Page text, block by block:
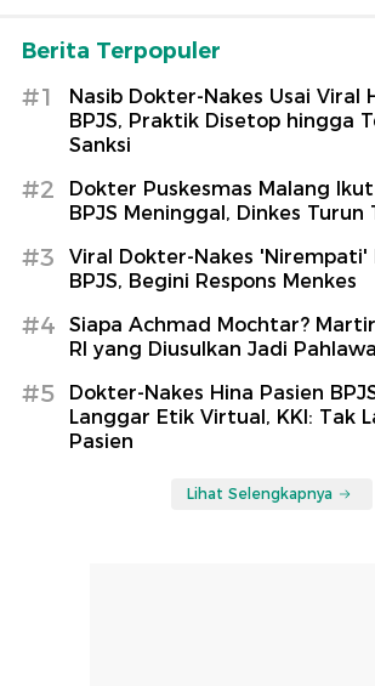
Berita Terpopuler
#1
Nasib Dokter-Nakes Usai Viral
BPJS, Praktik Disetop hingga
Sanksi
#2
Dokter Puskesmas Malang
BPJS Meninggal, Dinkes Turun
#3
Viral Dokter-Nakes 'Nirempati'
BPJS, Begini Respons Menkes
#4
Siapa Achmad Mochtar?
RI yang Diusulkan Jadi
#5
Dokter-Nakes Hina Pasien
Langgar Etik Virtual, KKI: Tak
Pasien
Lihat Selengkapnya